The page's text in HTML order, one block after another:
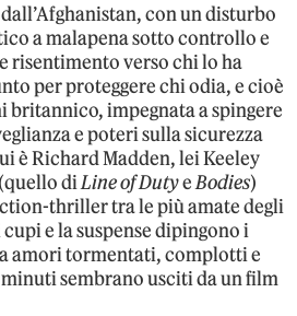
con un disturbo
a malapena sotto controllo e
risentimento verso chi lo ha
per proteggere chi odia, e cioè
impegnata a spingere
e poteri sulla sicurezza
è Richard Madden, lei Keeley
diLine of DutyeBodies)
thriller tra le più amate degli
e la suspense dipingono i
amori tormentati, complotti e
sembrano usciti da un film